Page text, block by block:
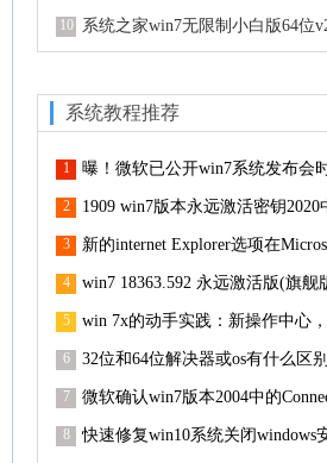
10
系统教程推荐
1
2
3
4
5
6 32位和64位解决器或os有什么区别
7
8